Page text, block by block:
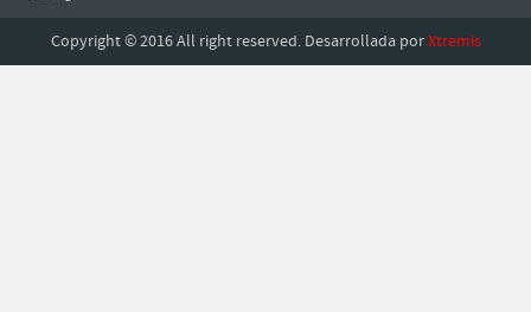
Copyright © 2016 All right reserved. Desarrollada porXtremis